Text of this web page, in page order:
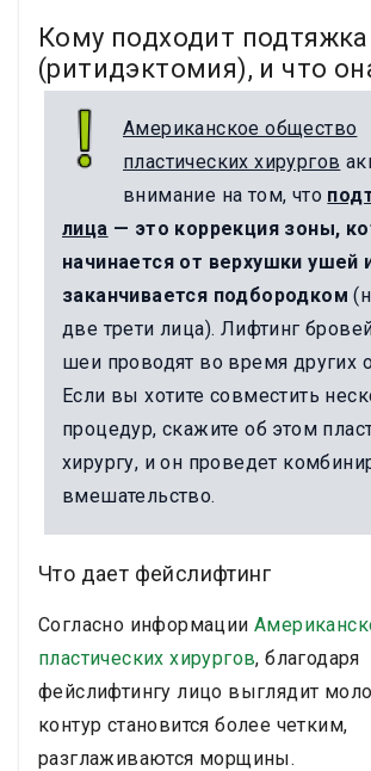
Кому подходит
(ритидэктомия), и что
Американское общество
пластических хирургов
внимание на том, что
лица — это коррекция зоны,
начинается от верхушки ушей
заканчивается подбородком
две трети лица). Лифтинг
шеи проводят во время других
Если вы хотите совместить
процедур, скажите об этом
хирургу, и он проведет
вмешательство.
Что дает фейслифтинг
Согласно информации
пластических хирургов, благодаря
фейслифтингу лицо выглядит
контур становится более четким,
разглаживаются морщины.